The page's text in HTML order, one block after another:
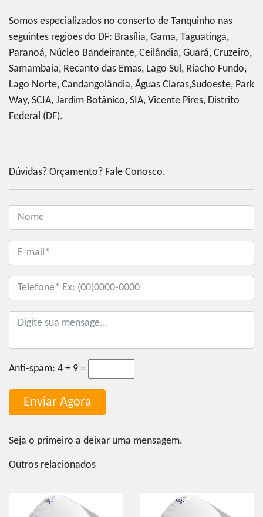
Somos especializados no conserto de Tanquinho nas
seguintes regiões do DF: Brasília, Gama, Taguatinga,
Paranoá, Núcleo Bandeirante, Ceilândia, Guará, Cruzeiro,
Samambaia, Recanto das Emas, Lago Sul, Riacho Fundo,
Lago Norte, Candangolândia, Águas Claras,Sudoeste, Park
Way, SCIA, Jardim Botânico, SIA, Vicente Pires, Distrito
Federal (DF).
Dúvidas? Orçamento? Fale Conosco.
Anti-spam: 4 + 9 =
Seja o primeiro a deixar uma mensagem.
Outros relacionados